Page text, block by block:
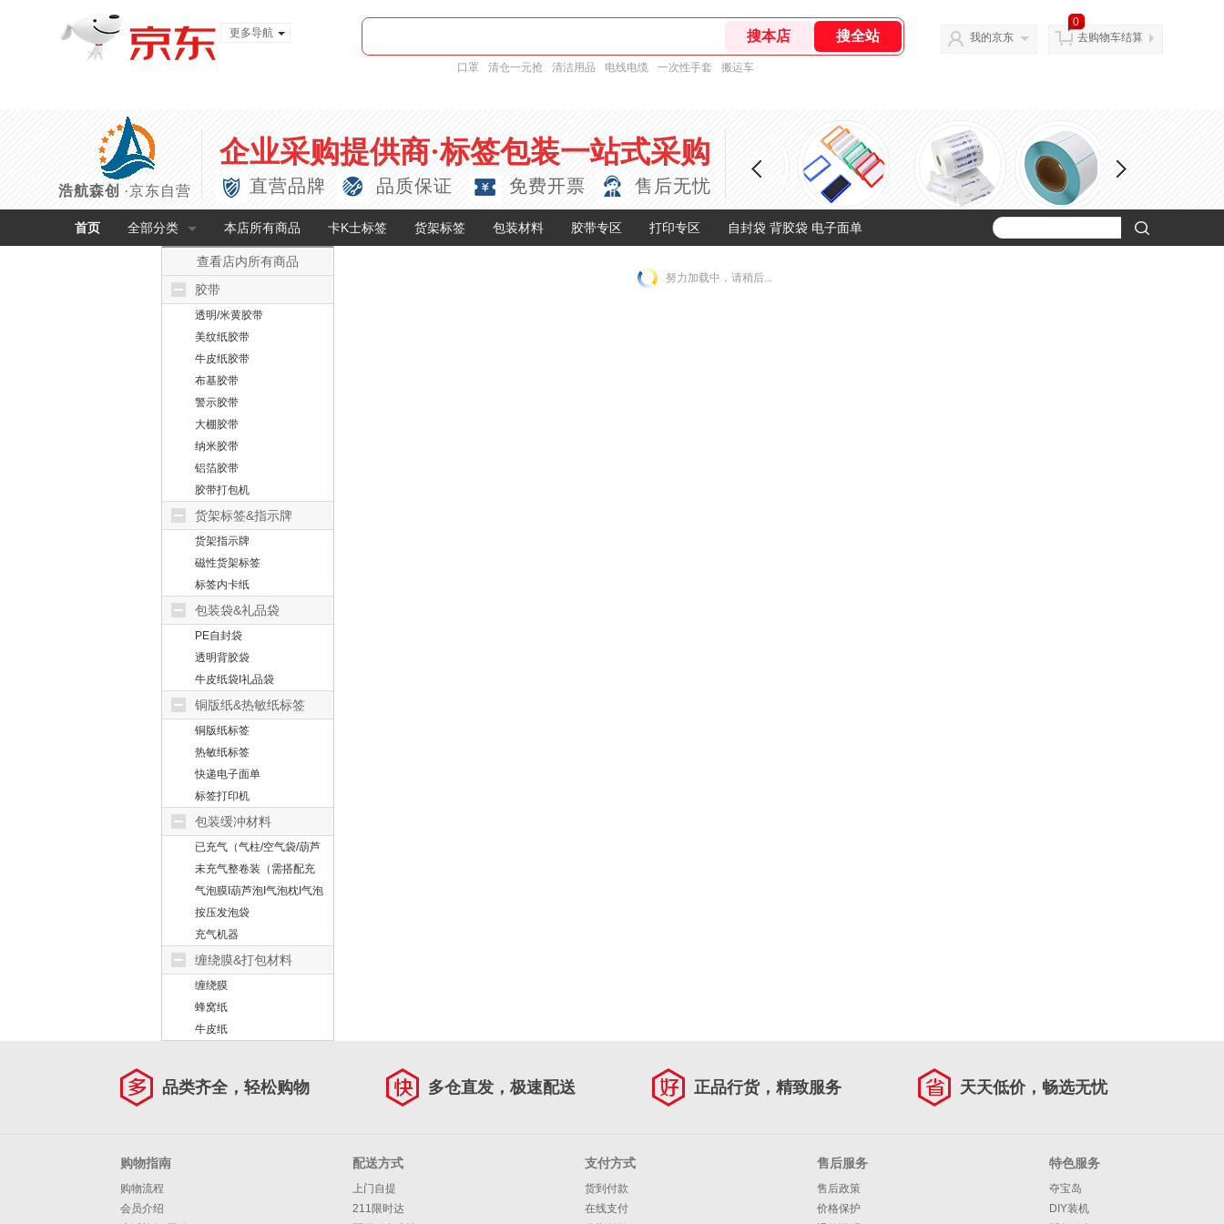
更多导航
口罩 清仓一元抢 清洁用品 电线电缆 一次性手套 搬运车
我的京东
0
去购物车结算
企业采购提供商·标签包装一站式采购
直营品牌
浩航森创 ·京东自营 品质保证 免费开票 售后无忧
首页 全部分类 本店所有商品 卡K士标签 货架标签 包装材料 胶带专区 打印专区 自封袋 背胶袋 电子面单
查看店内所有商品
胶带
透明/米黄胶带
美纹纸胶带
牛皮纸胶带
布基胶带
警示胶带
大棚胶带
纳米胶带
铝箔胶带
胶带打包机
货架标签&指示牌
货架指示牌
磁性货架标签
标签内卡纸
包装袋&礼品袋
PE自封袋
透明背胶袋
牛皮纸袋I礼品袋
铜版纸&热敏纸标签
铜版纸标签
热敏纸标签
快递电子面单
标签打印机
包装缓冲材料
已充气（气柱/空气袋/葫芦
泡）
未充气整卷装（需搭配充
气机））
气泡膜I葫芦泡I气泡枕I气泡
柱
按压发泡袋
充气机器
缠绕膜&打包材料
缠绕膜
蜂窝纸
牛皮纸
努力加载中，请稍后...
品类齐全，轻松购物 多仓直发，极速配送 正品行货，精致服务 天天低价，畅选无忧
购物指南
购物流程
会员介绍
配送方式
上门自提
211限时达
支付方式
货到付款
在线支付
售后服务
售后政策
价格保护
特色服务
夺宝岛
DIY装机